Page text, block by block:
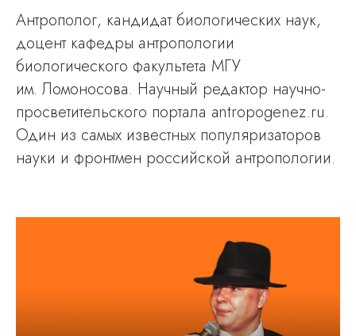
Антрополог, кандидат биологических наук,
доцент кафедры антропологии
биологического факультета МГУ
им. Ломоносова. Научный редактор научно-
просветительского портала antropogenez.ru.
Один из самых известных популяризаторов
наук и и фронтмен российской антропологии.